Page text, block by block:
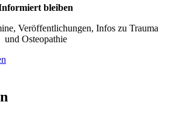
bleiben
Veröffentlichungen, Infos zu Trauma
und Osteopathie